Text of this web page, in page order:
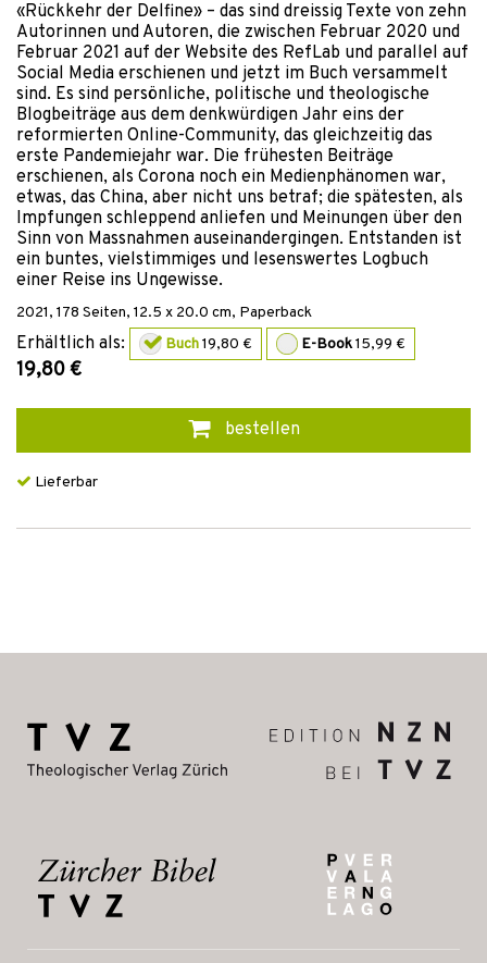
«Rückkehr der Delfine» – das sind dreissig Texte von zehn
Autorinnen und Autoren, die zwischen Februar 2020 und
Februar 2021 auf der Website des RefLab und parallel auf
Social Media erschienen und jetzt im Buch versammelt
sind. Es sind persönliche, politische und theologische
Blogbeiträge aus dem denkwürdigen Jahr eins der
reformierten Online-Community, das gleichzeitig das
erste Pandemiejahr war. Die frühesten Beiträge
erschienen, als Corona noch ein Medienphänomen war,
etwas, das China, aber nicht uns betraf; die spätesten, als
Impfungen schleppend anliefen und Meinungen über den
Sinn von Massnahmen auseinandergingen. Entstanden ist
ein buntes, vielstimmiges und lesenswertes Logbuch
einer Reise ins Ungewisse.
2021, 178 Seiten, 12.5 x 20.0 cm, Paperback
Erhältlich als: Buch19,80 € E-Book15,99 €
19,80 €
bestellen
Lieferbar